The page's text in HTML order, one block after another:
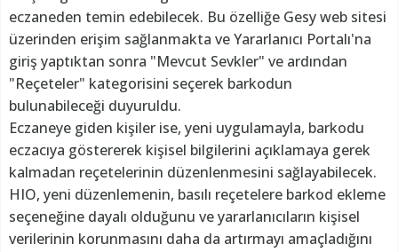
eczaneden temin edebilecek. Bu özelliğe Gesy web sitesi
üzerinden erişim sağlanmakta ve Yararlanıcı Portalı'na
giriş yaptıktan sonra "Mevcut Sevkler" ve ardından
"Reçeteler" kategorisini seçerek barkodun
bulunabileceği duyuruldu.
Eczaneye giden kişiler ise, yeni uygulamayla, barkodu
eczacıya göstererek kişisel bilgilerini açıklamaya gerek
kalmadan reçetelerinin düzenlenmesini sağlayabilecek.
HIO, yeni düzenlemenin, basılı reçetelere barkod ekleme
seçeneğine dayalı olduğunu ve yararlanıcıların kişisel
verilerinin korunmasını daha da artırmayı amaçladığını